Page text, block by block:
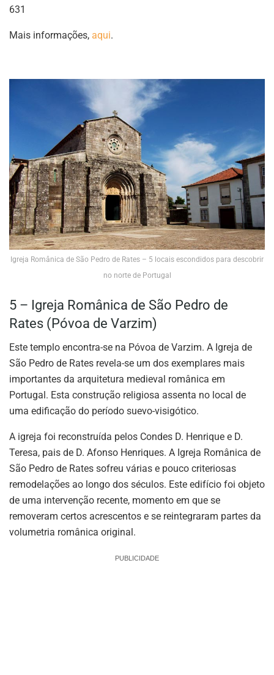
631
Mais informações, aqui.
Igreja Românica de São Pedro de Rates – 5 locais escondidos para descobrir
no norte de Portugal
5 – Igreja Românica de São Pedro de
Rates (Póvoa de Varzim)
Este templo encontra-se na Póvoa de Varzim. A Igreja de
São Pedro de Rates revela-se um dos exemplares mais
importantes da arquitetura medieval românica em
Portugal. Esta construção religiosa assenta no local de
uma edificação do período suevo-visigótico.
A igreja foi reconstruída pelos Condes D. Henrique e D.
Teresa, pais de D. Afonso Henriques. A Igreja Românica de
São Pedro de Rates sofreu várias e pouco criteriosas
remodelações ao longo dos séculos. Este edifício foi objeto
de uma intervenção recente, momento em que se
removeram certos acrescentos e se reintegraram partes da
volumetria românica original.
PUBLICIDADE